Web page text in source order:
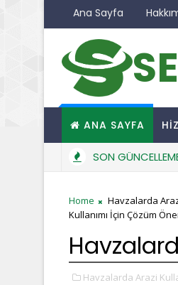
Ana Sayfa
ANA SAYFA
SON
Home Havzalarda
Kullanımı İçin Çözüm
Havzalarda Arazi